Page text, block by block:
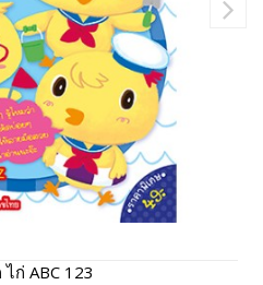
ก่ ABC 123